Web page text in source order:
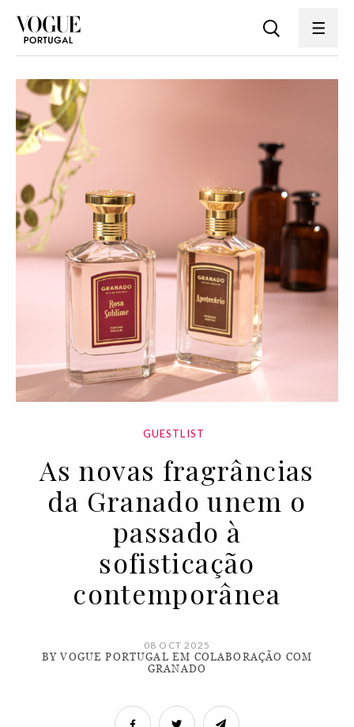
GUESTLIST
As novas fragrâncias
da Granado unem o
passado à
sofisticação
contemporânea
08 OCT 2025
BY VOGUE PORTUGAL EM COLABORAÇÃO COM
GRANADO